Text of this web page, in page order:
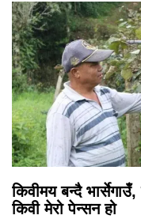
किवीमय बन्दै
किवी मेरो पेन्सन हो